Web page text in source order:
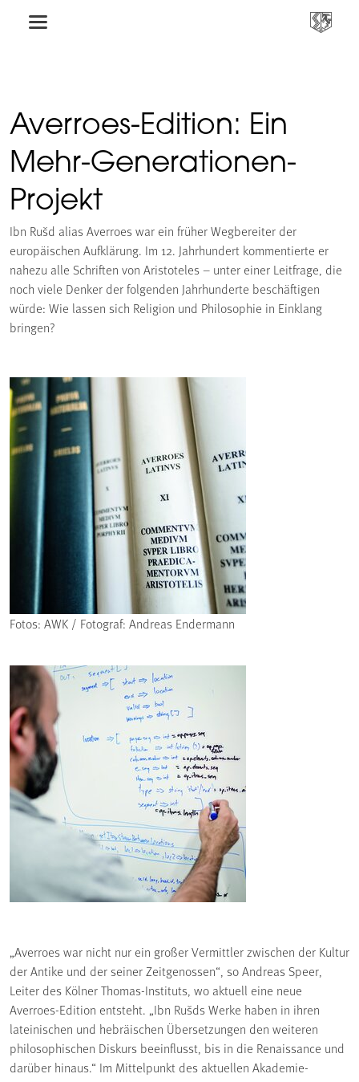
Averroes-Edition: Ein
Mehr-Generationen-
Projekt
Ibn Rušd alias Averroes war ein früher Wegbereiter der
europäischen Aufklärung. Im 12. Jahrhundert kommentierte er
nahezu alle Schriften von Aristoteles – unter einer Leitfrage, die
noch viele Denker der folgenden Jahrhunderte beschäftigen
würde: Wie lassen sich Religion und Philosophie in Einklang
bringen?
Fotos: AWK / Fotograf: Andreas Endermann
„Averroes war nicht nur ein großer Vermittler zwischen der Kultur
der Antike und der seiner Zeitgenossen“, so Andreas Speer,
Leiter des Kölner Thomas-Instituts, wo aktuell eine neue
Averroes-Edition entsteht. „Ibn Rušds Werke haben in ihren
lateinischen und hebräischen Übersetzungen den weiteren
philosophischen Diskurs beeinflusst, bis in die Renaissance und
darüber hinaus.“ Im Mittelpunkt des aktuellen Akademie-